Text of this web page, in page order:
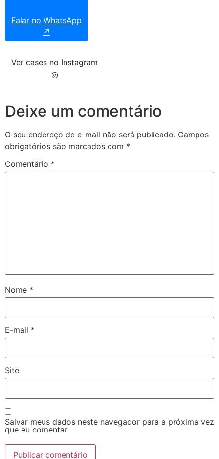
Falar no WhatsApp
↗
Ver cases no Instagram
◎
Deixe um comentário
O seu endereço de e-mail não será publicado. Campos
obrigatórios são marcados com *
Comentário *
Nome *
E-mail *
Site
Salvar meus dados neste navegador para a próxima vez
que eu comentar.